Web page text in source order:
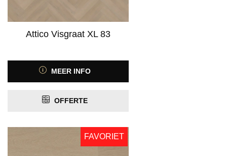
Attico Visgraat XL 83
MEER INFO
OFFERTE
FAVORIET